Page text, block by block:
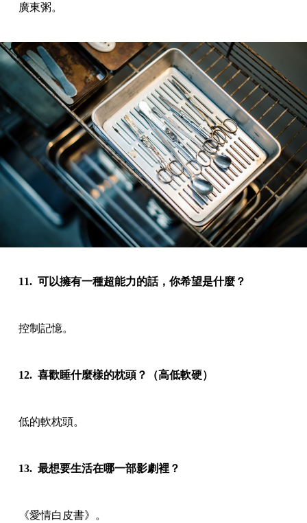
廣東粥。
11. 可以擁有一種超能力的話，你希望是什麼？
控制記憶。
12. 喜歡睡什麼樣的枕頭？（高低軟硬）
低的軟枕頭。
13. 最想要生活在哪一部影劇裡？
《愛情白皮書》。